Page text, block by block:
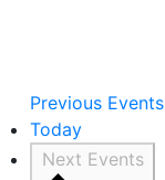
Previous Events
Today
Next Events